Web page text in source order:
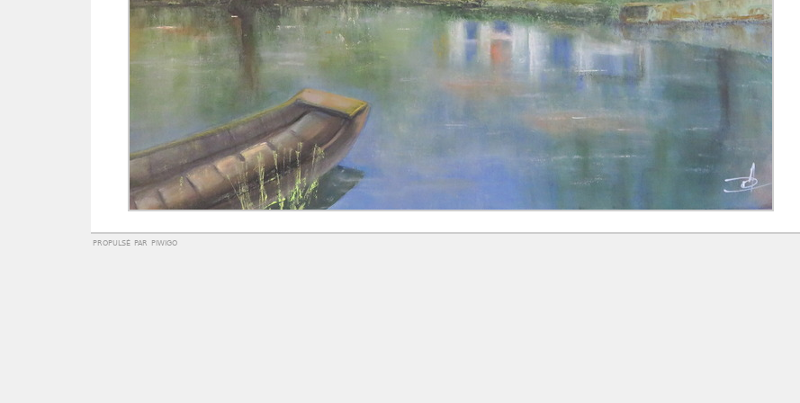
propulsé par piwigo